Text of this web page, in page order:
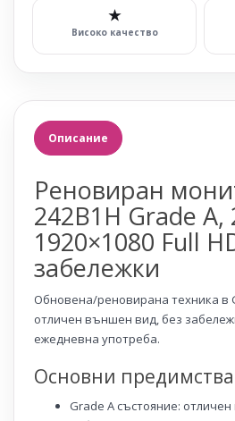
★
Високо качество
Описание
Реновиран
242B1H Grade A,
1920×1080 Full
забележки
Обновена/реновирана техника в
отличен външен вид, без
ежедневна употреба.
Основни предимства
Grade A състояние: